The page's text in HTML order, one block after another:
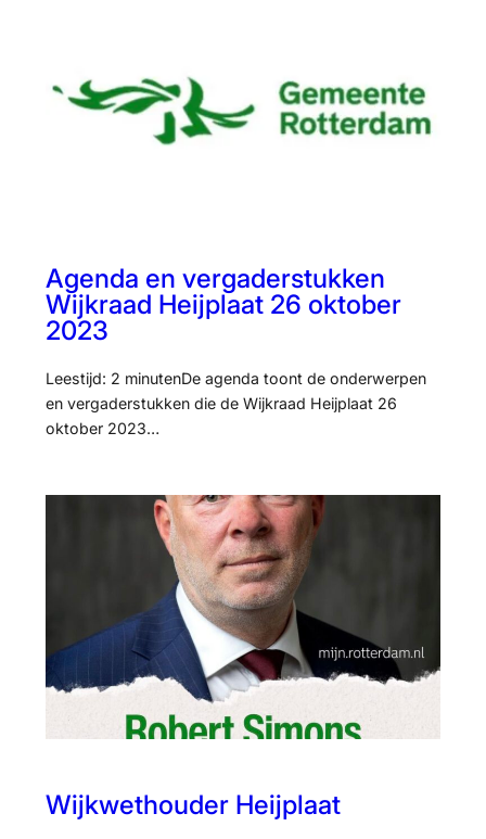
Agenda en vergaderstukken
Wijkraad Heijplaat 26 oktober
2023
Leestijd: 2 minutenDe agenda toont de onderwerpen
en vergaderstukken die de Wijkraad Heijplaat 26
oktober 2023…
Wijkwethouder Heijplaat